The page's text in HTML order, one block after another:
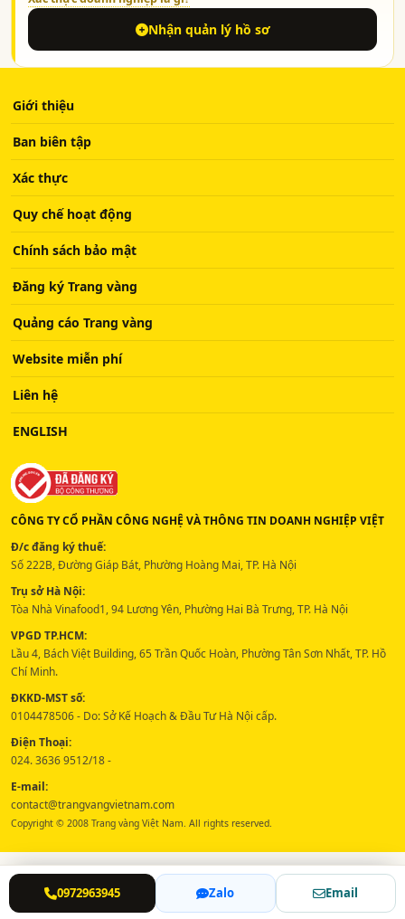
0972963945 Zalo Email
Nhận quản lý hồ sơ
Giới thiệu
Ban biên tập
Xác thực
Quy chế hoạt động
Chính sách bảo mật
Đăng ký Trang vàng
Quảng cáo Trang vàng
Website miễn phí
Liên hệ
ENGLISH
CÔNG TY CỔ PHẦN CÔNG NGHỆ VÀ THÔNG TIN DOANH NGHIỆP VIỆT
Đ/c đăng ký thuế:
Số 222B, Đường Giáp Bát, Phường Hoàng Mai, TP. Hà Nội
Trụ sở Hà Nội:
Tòa Nhà Vinafood1, 94 Lương Yên, Phường Hai Bà Trưng, TP. Hà Nội
VPGD TP.HCM:
Lầu 4, Bách Việt Building, 65 Trần Quốc Hoàn, Phường Tân Sơn Nhất, TP. Hồ
Chí Minh.
ĐKKD-MST số:
0104478506 - Do: Sở Kế Hoạch & Đầu Tư Hà Nội cấp.
Điện Thoại:
024. 3636 9512/18 -
E-mail:
contact@trangvangvietnam.com
Copyright © 2008 Trang vàng Việt Nam. All rights reserved.